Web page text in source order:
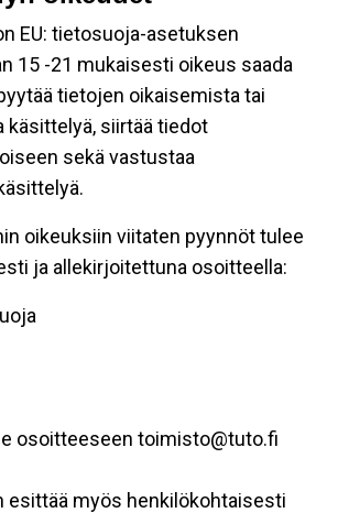
EU: tietosuoja-asetuksen
15 -21 mukaisesti oikeus saada
tietojen oikaisemista tai
käsittelyä, siirtää tiedot
sekä vastustaa
oikeuksiin viitaten pyynnöt tulee
ja allekirjoitettuna osoitteella:
osoitteeseen toimisto@tuto.fi
esittää myös henkilökohtaisesti